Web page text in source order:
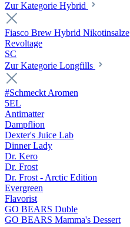
Zur Kategorie Hybrid
Fiasco Brew Hybrid Nikotinsalze
Revoltage
SC
Zur Kategorie Longfills
#Schmeckt Aromen
5EL
Antimatter
Dampflion
Dexter's Juice Lab
Dinner Lady
Dr. Kero
Dr. Frost
Dr. Frost - Arctic Edition
Evergreen
Flavorist
GO BEARS Duble
GO BEARS Mamma's Dessert